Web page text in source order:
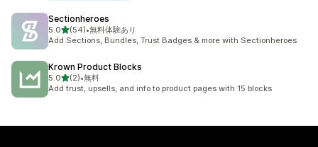
Sectionheroes
5.05つ星中
(54)
合計レビュー数：54件
•無料体験あり
Add Sections, Bundles, Trust Badges & more with Sectionheroes
Krown Product Blocks
5.05つ星中
(2)
合計レビュー数：2件
•無料
Add trust, upsells, and info to product pages with 15 blocks